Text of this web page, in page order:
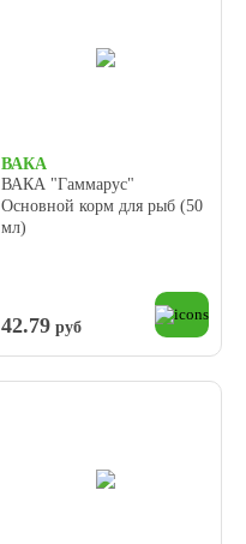
ВАКА
ВАКА "Гаммарус"
Основной корм для рыб (50
мл)
42.79 руб